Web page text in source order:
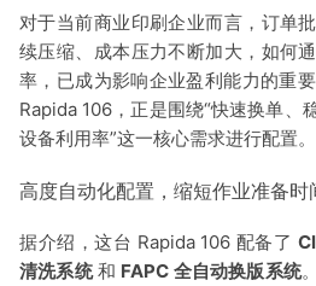
对于当前商业印刷企业而言，订单
续压缩、成本压力不断加大，如何
率，已成为影响企业盈利能力的重
Rapida 106，正是围绕“快速换单、
设备利用率”这一核心需求进行配置。
高度自动化配置，缩短作业准备时
据介绍，这台 Rapida 106 配备了
清洗系统和 FAPC 全自动换版系统